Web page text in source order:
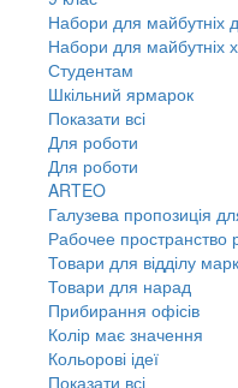
Набори для майбутніх
Набори для майбутніх
Студентам
Шкільний ярмарок
Показати всі
Для роботи
Для роботи
ARTEO
Галузева пропозиція
Рабочее пространство
Товари для відділу
Товари для нарад
Прибирання офісів
Колір має значення
Кольорові ідеї
Показати всі